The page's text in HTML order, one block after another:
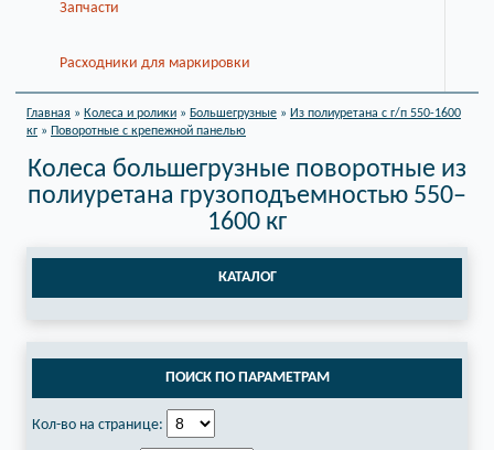
Запчасти
Расходники для маркировки
Главная » Колеса и ролики » Большегрузные » Из полиуретана с г/п 550-1600
кг » Поворотные с крепежной панелью
Колеса большегрузные поворотные из
полиуретана грузоподъемностью 550–
1600 кг
КАТАЛОГ
ПОИСК ПО ПАРАМЕТРАМ
Кол-во на странице: